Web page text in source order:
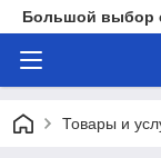
Большой выбор
Товары и